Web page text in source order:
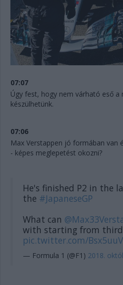
07:07
Úgy fest, hogy nem várható eső
készülhetünk.
07:06
Max Verstappen jó formában van
- képes meglepetést okozni?
He's finished P2 in the
the #JapaneseGP
What can
with starting from
pic.twitter.com/
— Formula 1 (@F1) 2018.